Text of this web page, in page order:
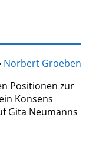
Norbert Groeben
Positionen zur
Konsens
Gita Neumanns